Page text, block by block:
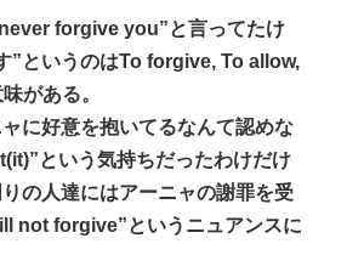
forgive you”と言ってたけ
”というのはTo forgive, To allow,
がある。
に好意を抱いてるなんて認めな
という気持ちだったわけだけ
の人達にはアーニャの謝罪を受
not forgive”というニュアンスに